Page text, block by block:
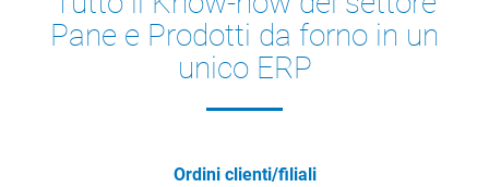
Pane e Prodotti da forno in un
unico ERP
Ordini clienti/filiali